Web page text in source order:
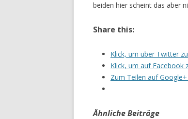
beiden hier scheint das aber
Share this:
Klick, um über Twitter
Klick, um auf Facebook
Zum Teilen auf
Ähnliche Beiträge